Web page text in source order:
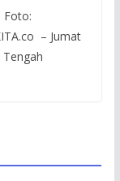
Foto:
– Jumat